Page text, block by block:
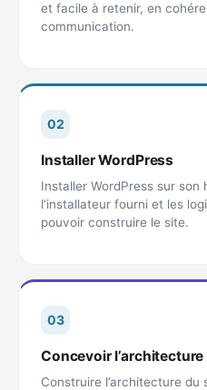
et facile à retenir, en
communication.
02
Installer WordPress
Installer WordPress sur son
l’installateur fourni et les
pouvoir construire le site.
03
Concevoir l’architecture
Construire l’architecture du